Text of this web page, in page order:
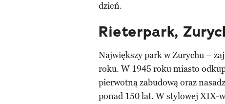
dzień.
Rieterpark,
Największy park w Zurychu –
roku. W 1945 roku miasto
pierwotną zabudową oraz
ponad 150 lat. W stylowej XIX-